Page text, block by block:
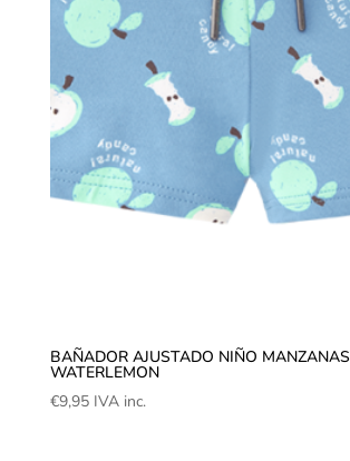
BAÑADOR AJUSTADO NIÑO MANZANAS
WATERLEMON
€9,95 IVA inc.